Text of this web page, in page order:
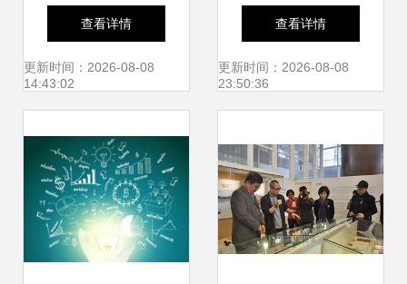
象策划传播——企
业形象策划及品牌
查看详情
更新时间：2026-08-08
14:43:02
形象策划与品牌推
广服务指南
查看详情
更新时间：2026-08-08
23:50:36